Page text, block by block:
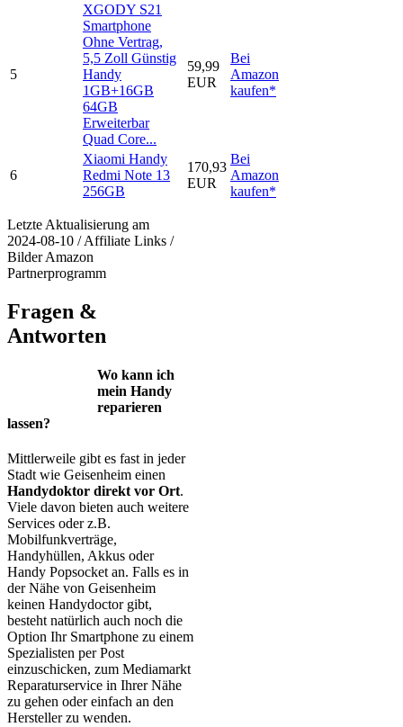
5
XGODY S21
Smartphone
Ohne Vertrag,
5,5 Zoll Günstig
Handy
1GB+16GB
64GB
Erweiterbar
Quad Core...
59,99
EUR
Bei
Amazon
kaufen*
6
Xiaomi Handy
Redmi Note 13
256GB
170,93
EUR
Bei
Amazon
kaufen*
Letzte Aktualisierung am
2024-08-10 / Affiliate Links /
Bilder Amazon
Partnerprogramm
Fragen &
Antworten
Wo kann ich
mein Handy
reparieren
lassen?
Mittlerweile gibt es fast in jeder
Stadt wie Geisenheim einen
Handydoktor direkt vor Ort.
Viele davon bieten auch weitere
Services oder z.B.
Mobilfunkverträge,
Handyhüllen, Akkus oder
Handy Popsocket an. Falls es in
der Nähe von Geisenheim
keinen Handydoctor gibt,
besteht natürlich auch noch die
Option Ihr Smartphone zu einem
Spezialisten per Post
einzuschicken, zum Mediamarkt
Reparaturservice in Ihrer Nähe
zu gehen oder einfach an den
Hersteller zu wenden.